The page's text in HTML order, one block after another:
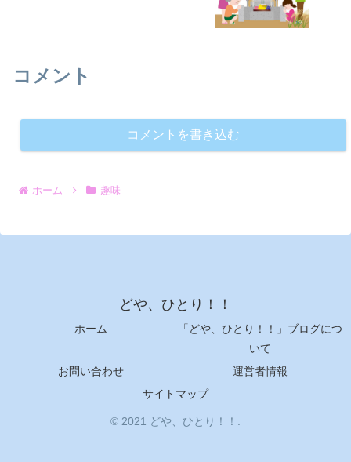
コメント
コメントを書き込む
ホーム 趣味
どや、ひとり！！
ホーム
「どや、ひとり！！」ブログにつ
いて
お問い合わせ
運営者情報
サイトマップ
© 2021 どや、ひとり！！.